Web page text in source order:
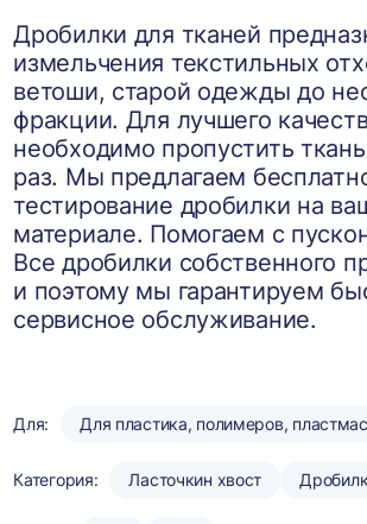
Дробилки для тканей
измельчения текстильных
ветоши, старой одежды до
фракции. Для лучшего
необходимо пропустить
раз. Мы предлагаем
тестирование дробилки на
материале. Помогаем с
Все дробилки собственного
и поэтому мы гарантируем
сервисное обслуживание.
Для: Для пластика, полимеров,
Категория: Ласточкин хвост